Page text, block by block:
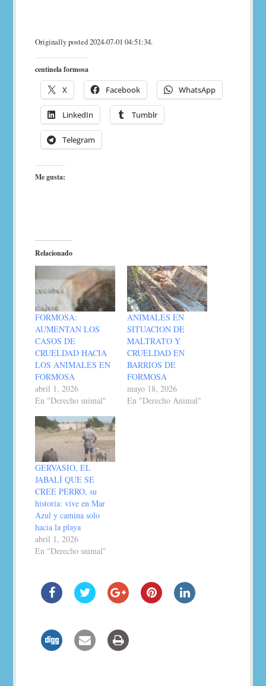
Originally posted 2024-07-01 04:51:34.
centinela formosa
X Facebook WhatsApp
LinkedIn Tumblr
Telegram
Me gusta:
Relacionado
FORMOSA:
AUMENTAN LOS
CASOS DE
CRUELDAD HACIA
LOS ANIMALES EN
FORMOSA
abril 1, 2026
En "Derecho snimal"
ANIMALES EN
SITUACION DE
MALTRATO Y
CRUELDAD EN
BARRIOS DE
FORMOSA
mayo 18, 2026
En "Derecho Animal"
GERVASIO, EL
JABALÍ QUE SE
CREE PERRO, su
historia: vive en Mar
Azul y camina solo
hacia la playa
abril 1, 2026
En "Derecho snimal"